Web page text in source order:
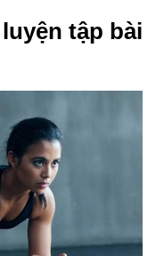
tập bài